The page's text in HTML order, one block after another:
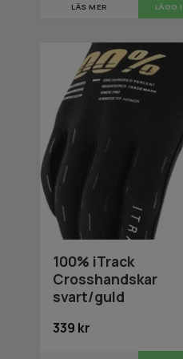
LÄS MER LÄGG
100% iTrack
Crosshandskar
svart/guld
339 kr